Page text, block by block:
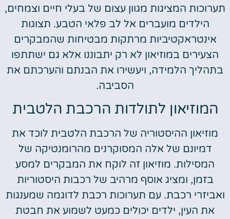
תערוכות המציגות מגוון עצום של בעלי חיים וצמחים,
הילדים מועברים אל לב פלאי הטבע. תצוגות
אינטראקטיביות מרתקות מבטיחות שהמבקרים
הצעירים במוזיאון לא רק יתבוננו אלא גם ישתתפו
בתהליך הלמידה, ויעשירו את הבנתם והערכתם את
הסביבה.
המוזיאון לתולדות הרכבת הלטבית
מוזיאון ההיסטוריה של הרכבת הלטבית לוכד את
דמיונם של אלה המסוקרנים מהרומנטיקה של
המסילות. מוזיאון זה לוקח את המבקרים למסע
בזמן, ומציג אוסף מרהיב של רכבות היסטוריות
ואביזרי רכבת. עם תערוכות רכבת לדוגמה שמענגות
את העין, ילדים יכולים כמעט לשמוע את חבטת